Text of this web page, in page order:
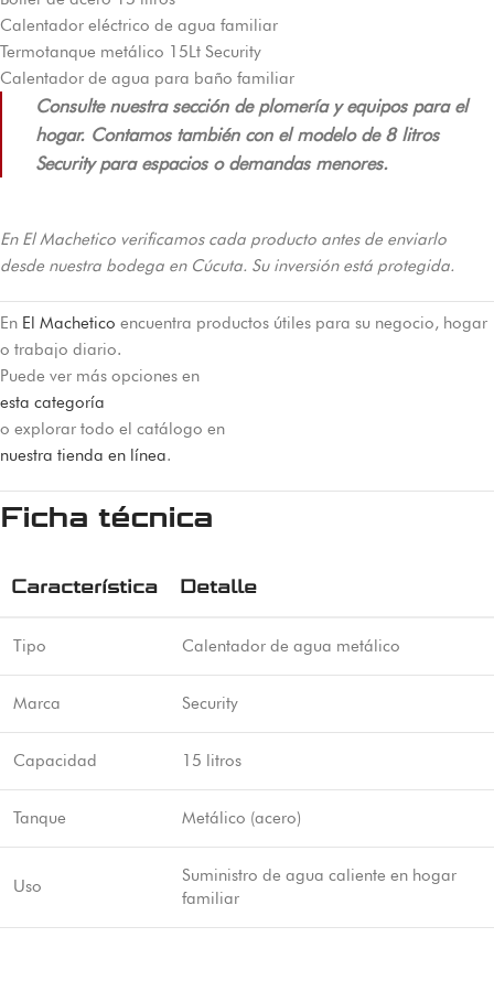
Calentador eléctrico de agua familiar
Termotanque metálico 15Lt Security
Calentador de agua para baño familiar
Consulte nuestra sección de plomería y equipos para el
hogar. Contamos también con el modelo de 8 litros
Security para espacios o demandas menores.
En El Machetico verificamos cada producto antes de enviarlo
desde nuestra bodega en Cúcuta. Su inversión está protegida.
En El Machetico encuentra productos útiles para su negocio, hogar
o trabajo diario.
Puede ver más opciones en
esta categoría
o explorar todo el catálogo en
nuestra tienda en línea.
Ficha técnica
Característica Detalle
Tipo Calentador de agua metálico
Marca Security
Capacidad 15 litros
Tanque Metálico (acero)
Uso
Suministro de agua caliente en hogar
familiar